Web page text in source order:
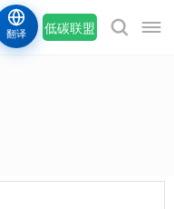
低碳联盟
翻译